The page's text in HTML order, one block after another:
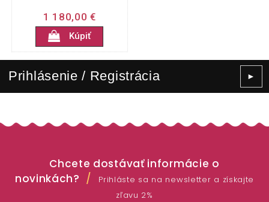
1 180,00 €
Kúpiť
Prihlásenie / Registrácia ►
Chcete dostávať informácie o
novinkách?
Prihláste sa na newsletter a získajte
zľavu 2%